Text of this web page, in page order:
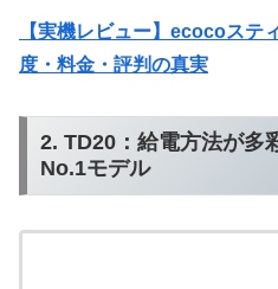
【実機レビュー】ecocoステ
度・料金・評判の真実
2. TD20：給電方法が多
No.1モデル